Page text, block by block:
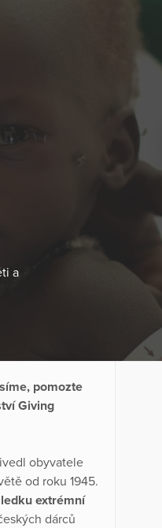
a
pomozte
Giving
obyvatele
od roku 1945.
extrémní
dárců